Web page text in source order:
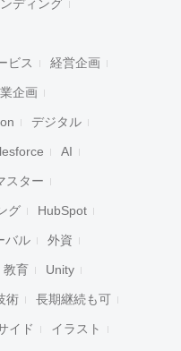
ディング
ビス 経営企画
企画
デジタル
AI
スター
グ HubSpot
バル 外資
教育 Unity
術 長期継続も可
イド イラスト